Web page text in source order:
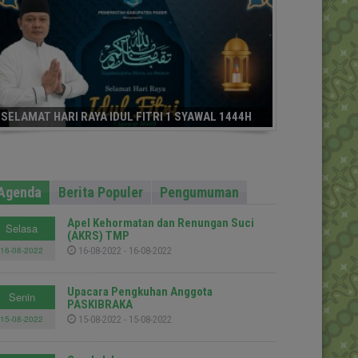
SELAMAT HARI RAYA IDUL FITRI 1 SYAWAL 1444H
Berita Populer Pengumuman
Selasa
16-08-2022
Apel Kehormatan dan Renungan Suci
(AKRS) TMP
16-08-2022 - 16-08-2022
Senin
15-08-2022
Upacara Pengkuhan Anggota
PASKIBRAKA
15-08-2022 - 15-08-2022